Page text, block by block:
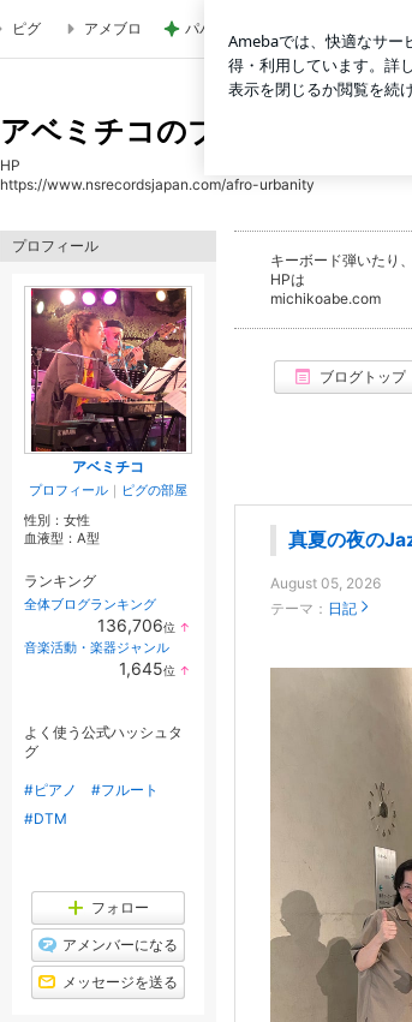
ピグ アメブロ パパが瞬食した赤魚の煮付け
アベミチコのブログ
HP
https://www.nsrecordsjapan.com/afro-urbanity
キーボード弾いたり
HPは
michikoabe.com
ブログトップ
真夏の夜の
August 05, 2026
テーマ： 日記
プロフィール
アベミチコ
プロフィール ｜ ピグの部屋
性別： 女性
血液型： A型
ランキング
全体ブログランキング
136,706位 ↑
音楽活動・楽器ジャンル
1,645位 ↑
よく使う公式ハッシュタ
グ
#ピアノ
#フルート
#DTM
フォロー
アメンバーになる
メッセージを送る